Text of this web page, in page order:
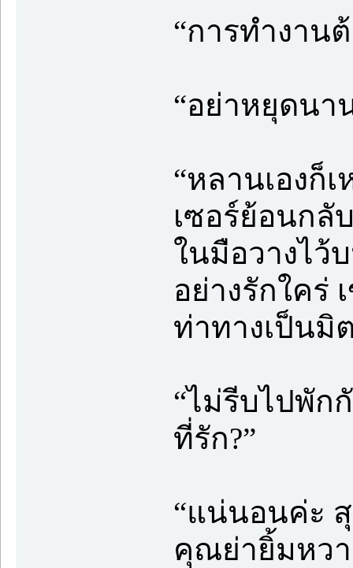
“การทำงาน
“อย่าหยุดนา
“หลานเองก็
เซอร์ย้อนกลั
ในมือวางไว้
อย่างรักใคร่
ท่าทางเป็นมิ
“ไม่รีบไปพัก
ที่รัก?”
“แน่นอนค่ะ
คุณย่ายิ้มหว